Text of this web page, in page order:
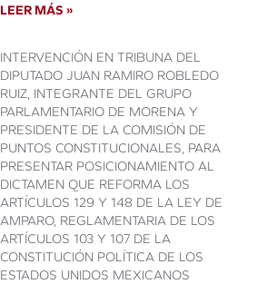
LEER MÁS »
INTERVENCIÓN EN TRIBUNA DEL
DIPUTADO JUAN RAMIRO ROBLEDO
RUIZ, INTEGRANTE DEL GRUPO
PARLAMENTARIO DE MORENA Y
PRESIDENTE DE LA COMISIÓN DE
PUNTOS CONSTITUCIONALES, PARA
PRESENTAR POSICIONAMIENTO AL
DICTAMEN QUE REFORMA LOS
ARTÍCULOS 129 Y 148 DE LA LEY DE
AMPARO, REGLAMENTARIA DE LOS
ARTÍCULOS 103 Y 107 DE LA
CONSTITUCIÓN POLÍTICA DE LOS
ESTADOS UNIDOS MEXICANOS